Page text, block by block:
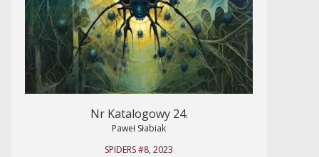
Nr Katalogowy 24.
Paweł Słabiak
SPIDERS #8, 2023